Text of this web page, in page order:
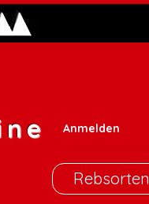
Anmelden
Rebsorten